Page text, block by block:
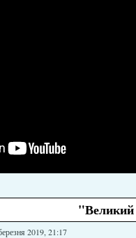
"Великий
2019, 21:17